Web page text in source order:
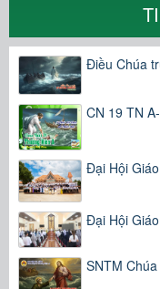
Điều Chúa
CN 19 TN
Đại Hội
Đại Hội
SNTM